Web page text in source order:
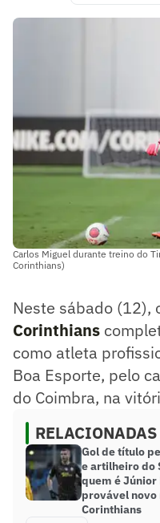
Carlos Miguel durante treino do
Corinthians)
Neste sábado (12),
Corinthians
como atleta
Boa Esporte, pelo
do Coimbra, na
RELACIONADAS
Gol de título
e artilheiro do
quem é Júnior
provável
Corinthians